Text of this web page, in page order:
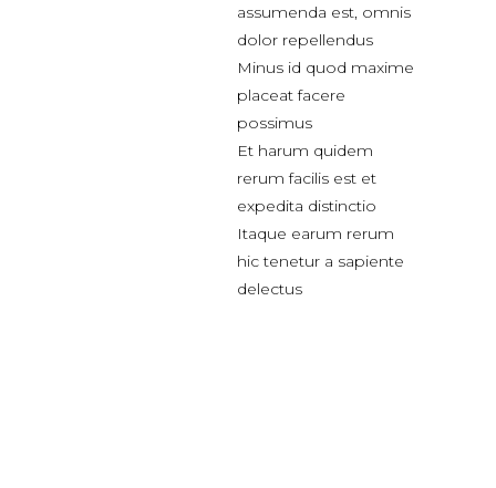
assumenda est, omnis
dolor repellendus
Minus id quod maxime
placeat facere
possimus
Et harum quidem
rerum facilis est et
expedita distinctio
Itaque earum rerum
hic tenetur a sapiente
delectus